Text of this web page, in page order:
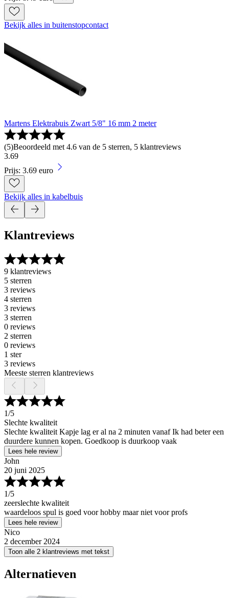
Bekijk alles in buitenstopcontact
Martens Elektrabuis Zwart 5/8" 16 mm 2 meter
(5)Beoordeeld met 4.6 van de 5 sterren, 5 klantreviews
3.69
Prijs: 3.69 euro
Bekijk alles in kabelbuis
Klantreviews
9 klantreviews
5 sterren
3 reviews
4 sterren
3 reviews
3 sterren
0 reviews
2 sterren
0 reviews
1 ster
3 reviews
Meeste sterren klantreviews
1/5
Slechte kwaliteit
Slechte kwaliteit Kapje lag er al na 2 minuten vanaf Ik had beter een
duurdere kunnen kopen. Goedkoop is duurkoop vaak
Lees hele review
John
20 juni 2025
1/5
zeerslechte kwaliteit
waardeloos spul is goed voor hobby maar niet voor profs
Lees hele review
Nico
2 december 2024
Toon alle 2 klantreviews met tekst
Alternatieven